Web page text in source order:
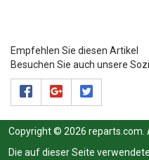
Empfehlen Sie diesen Artikel
Besuchen Sie auch unsere
Copyright © 2026 reparts.com.
Die auf dieser Seite